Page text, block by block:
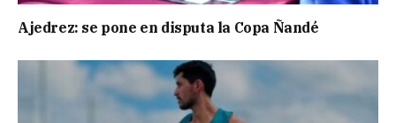
Ajedrez: se pone en disputa la Copa Ñandé